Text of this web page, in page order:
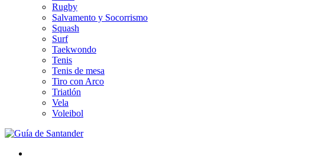
Rugby
Salvamento y Socorrismo
Squash
Surf
Taekwondo
Tenis
Tenis de mesa
Tiro con Arco
Triatlón
Vela
Voleibol